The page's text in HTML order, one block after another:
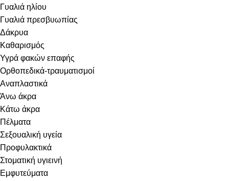
Γυαλιά ηλίου
Γυαλιά πρεσβυωπίας
Δάκρυα
Καθαρισμός
Υγρά φακών επαφής
Ορθοπεδικά-τραυματισμοί
Αναπλαστικά
Άνω άκρα
Κάτω άκρα
Πέλματα
Σεξουαλική υγεία
Προφυλακτικά
Στοματική υγιεινή
Eμφυτεύματα